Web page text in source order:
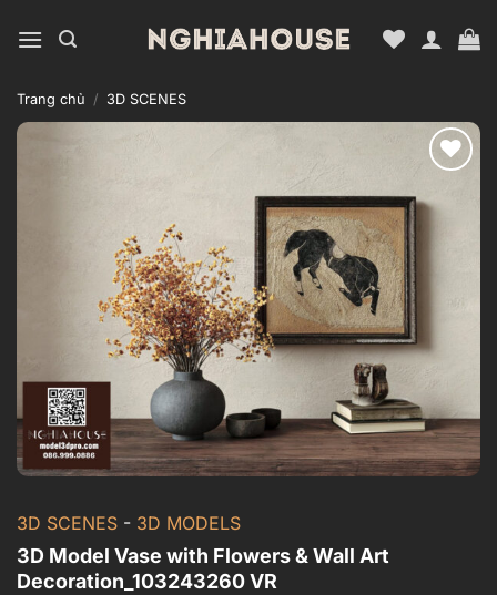
qua
dung
Trang chủ / 3D SCENES
wishlist
3D SCENES - 3D MODELS
3D Model Vase with Flowers & Wall Art
Decoration_103243260 VR